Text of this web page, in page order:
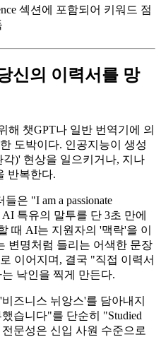
섹션에 포함되어 키워드 점
신의 이력서를 망
해 챗GPT나 일반 번역기에 의
도박이다. 인공지능이 생성
각)' 현상을 일으키거나, 지나
반복한다.
은 "I am a passionate
특유의 말투를 단 3초 만에
때 AI는 지원자의 '맥락'을 이
변명처럼 들리는 어색한 문장
이어지며, 결국 "직접 이력서
낙인을 찍게 만든다.
즈니스 뉘앙스'를 담아내지
습니다"를 단순히 "Studied
문성은 신입 사원 수준으로